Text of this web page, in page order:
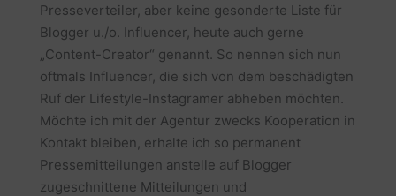
Presseverteiler, aber keine gesonderte Liste für
Blogger u./o. Influencer, heute auch gerne
„Content-Creator“ genannt. So nennen sich nun
oftmals Influencer, die sich von dem beschädigten
Ruf der Lifestyle-Instagramer abheben möchten.
Möchte ich mit der Agentur zwecks Kooperation in
Kontakt bleiben, erhalte ich so permanent
Pressemitteilungen anstelle auf Blogger
zugeschnittene Mitteilungen und